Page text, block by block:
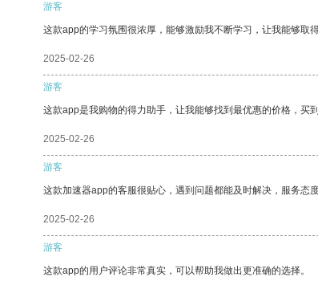
游客
这款app的学习氛围很浓厚，能够激励我不断学习，让我能够取得
2025-02-26
游客
这款app是我购物的得力助手，让我能够找到最优惠的价格，买
2025-02-26
游客
这款加速器app的客服很贴心，遇到问题都能及时解决，服务态度
2025-02-26
游客
这款app的用户评论非常真实，可以帮助我做出更准确的选择。